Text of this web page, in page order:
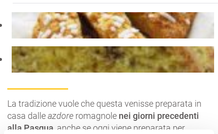
La tradizione vuole che questa venisse preparata in
casa dalleazdore romagnole nei giorni precedenti
alla Pasqua , anche se oggi viene preparata per